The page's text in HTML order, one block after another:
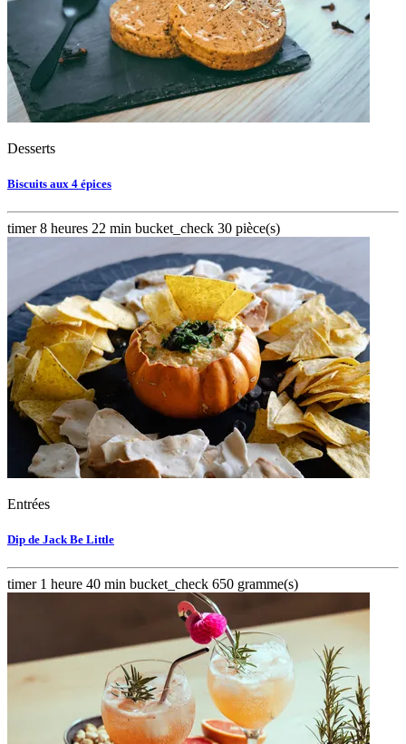
Desserts
Biscuits aux 4 épices
timer8 heures 22 min bucket_check 30 pièce(s)
Entrées
Dip de Jack Be Little
timer1 heure 40 min bucket_check 650 gramme(s)